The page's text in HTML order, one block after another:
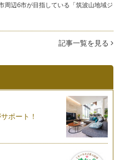
？
ししている中でよく出てきた
…
うことでも、できなかったこと
。 私は今ちょっとしたブー
気配が濃くなってきました。
はきちんとできます
いる私です。 みなさんはい
周辺6市が目指している「筑波山地域ジ
記事一覧を見る
ポート！